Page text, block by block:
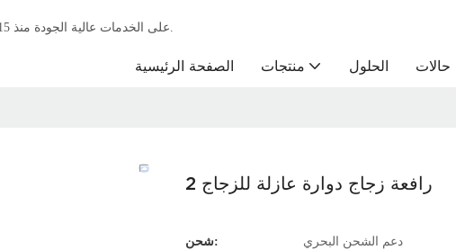
الصفحة الرئيسية منتجات الحلول حالات
رافعة زجاج دوارة عازلة للزجاج 2
شحن: دعم الشحن البحري